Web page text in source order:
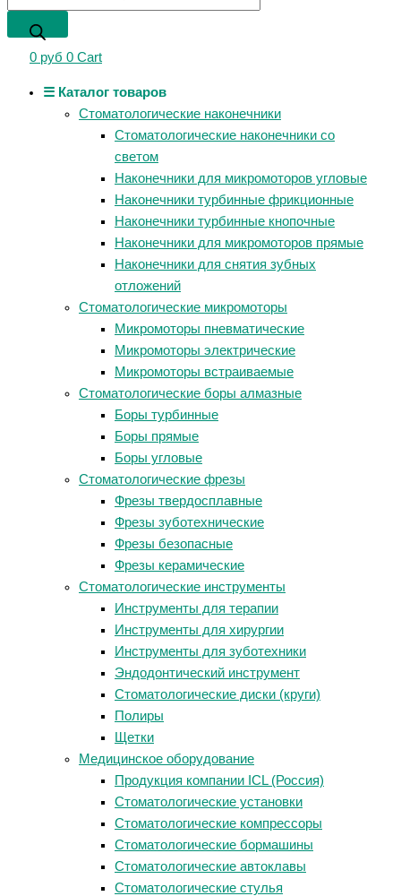
0 руб 0 Cart
☰ Каталог товаров
Стоматологические наконечники
Стоматологические наконечники со
светом
Наконечники для микромоторов угловые
Наконечники турбинные фрикционные
Наконечники турбинные кнопочные
Наконечники для микромоторов прямые
Наконечники для снятия зубных
отложений
Стоматологические микромоторы
Микромоторы пневматические
Микромоторы электрические
Микромоторы встраиваемые
Стоматологические боры алмазные
Боры турбинные
Боры прямые
Боры угловые
Стоматологические фрезы
Фрезы твердосплавные
Фрезы зуботехнические
Фрезы безопасные
Фрезы керамические
Стоматологические инструменты
Инструменты для терапии
Инструменты для хирургии
Инструменты для зуботехники
Эндодонтический инструмент
Стоматологические диски (круги)
Полиры
Щетки
Медицинское оборудование
Продукция компании ICL (Россия)
Стоматологические установки
Стоматологические компрессоры
Стоматологические бормашины
Стоматологические автоклавы
Стоматологические стулья